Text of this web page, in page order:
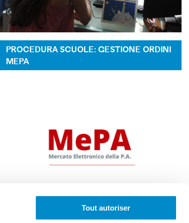
Tout autoriser
PROCEDURA SCUOLE: GESTIONE ORDINI
MEPA